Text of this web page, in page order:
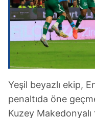
Yeşil beyazlı ekip,
penaltıda öne
Kuzey